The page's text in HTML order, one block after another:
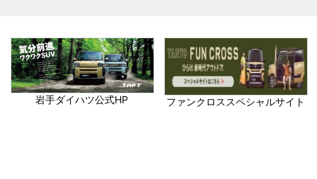
岩手ダイハツ公式HP ファンクロススペシャルサイト